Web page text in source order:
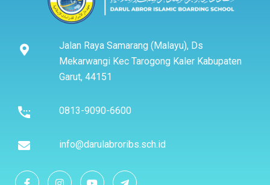
Jalan Raya Samarang (Malayu), Ds
Mekarwangi Kec Tarogong Kaler Kabupaten
Garut, 44151
0813-9090-6600
info@darulabroribs.sch.id